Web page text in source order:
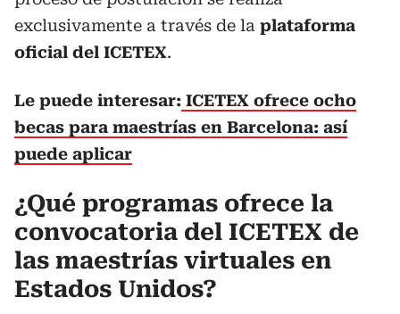
exclusivamente a través de la plataforma
oficial del ICETEX.
Le puede interesar: ICETEX ofrece ocho
becas para maestrías en Barcelona: así
puede aplicar
¿Qué programas ofrece la
convocatoria del ICETEX de
las maestrías virtuales en
Estados Unidos?